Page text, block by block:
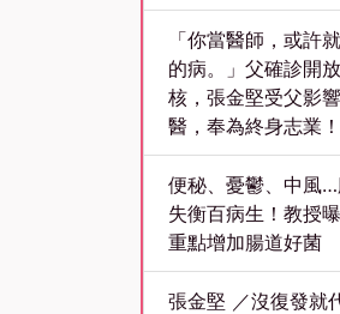
「你當醫師，或許
的病。」父確診開
核，張金堅受父影
醫，奉為終身志業！
便秘、憂鬱、中風
失衡百病生！教授
重點增加腸道好菌
張金堅 ／沒復發就